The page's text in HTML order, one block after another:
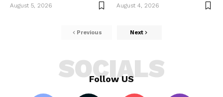
August 5, 2026 August 4, 2026
Previous Next
Follow US
SOCIALS